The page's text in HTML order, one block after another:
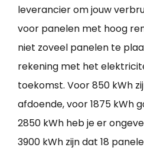
leverancier om jouw
voor panelen met hoog
niet zoveel panelen te
rekening met het
toekomst. Voor 850 kWh
afdoende, voor 1875 kWh
2850 kWh heb je er
3900 kWh zijn dat 18